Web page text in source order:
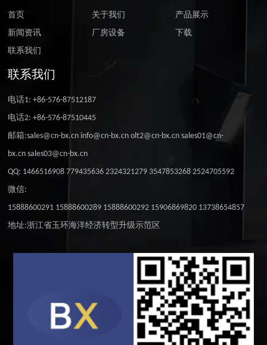
首页 关于我们
产品展示
新闻资讯
厂房设备
下载
联系我们
联系我们
电话1: +86-576-87512187
电话2: +86-576-87510445
邮箱:sales@cn-bx.cn info@cn-bx.cn olt2@cn-bx.cn sales01@cn-
bx.cn sales03@cn-bx.cn
QQ: 1466516908 779435636 2324321279 3547853268 2524705592
微信:
15888600291 15888600289 15888600292 15906869820 13738654857
地址:浙江省玉环海洋经济转型升级示范区